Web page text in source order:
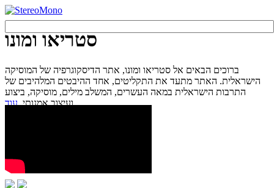
סטריאו ומונו
ברוכים הבאים אל סטריאו ומונו, אתר הדיסקוגרפיה של המוסיקה
הישראלית. האתר מתעד את התקליטים, אחד ההיבטים המלהיבים של
התרבות הישראלית במאה העשרים, המשלב מילים, מוסיקה, ביצוע
ועיצוב אמנותי.עוד...